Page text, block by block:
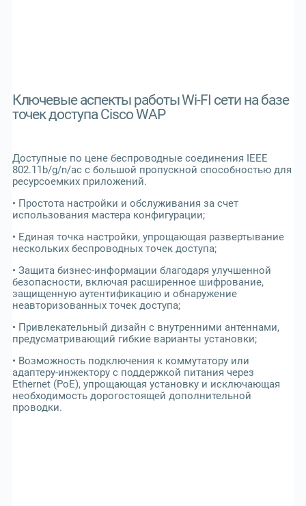
Ключевые аспекты работы Wi-FI сети на базе
точек доступа Cisco WAP
Доступные по цене беспроводные соединения IEEE
802.11b/g/n/ac с большой пропускной способностью для
ресурсоемких приложений.
• Простота настройки и обслуживания за счет
использования мастера конфигурации;
• Единая точка настройки, упрощающая развертывание
нескольких беспроводных точек доступа;
• Защита бизнес-информации благодаря улучшенной
безопасности, включая расширенное шифрование,
защищенную аутентификацию и обнаружение
неавторизованных точек доступа;
• Привлекательный дизайн с внутренними антеннами,
предусматривающий гибкие варианты установки;
• Возможность подключения к коммутатору или
адаптеру-инжектору с поддержкой питания через
Ethernet (PoE), упрощающая установку и исключающая
необходимость дорогостоящей дополнительной
проводки.